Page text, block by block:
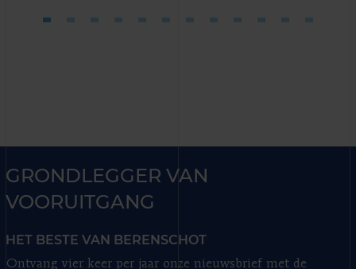
GRONDLEGGER VAN
VOORUITGANG
HET BESTE VAN BERENSCHOT
Ontvang vier keer per jaar onze nieuwsbrief met de